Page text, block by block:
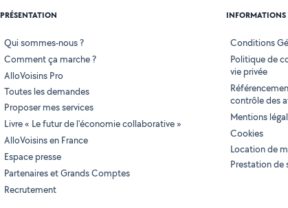
PRÉSENTATION
Qui sommes-nous ?
Comment ça marche ?
AlloVoisins Pro
Toutes les demandes
Proposer mes services
Livre « Le futur de l'économie collaborative »
AlloVoisins en France
Espace presse
Partenaires et Grands Comptes
Recrutement
INFORMATIONS
Conditions
Politique de
vie privée
contrôle des
Mentions
Cookies
Location de
Prestation de